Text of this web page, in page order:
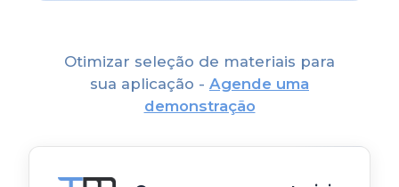
Otimizar seleção de materiais para
sua aplicação - Agende uma
demonstração